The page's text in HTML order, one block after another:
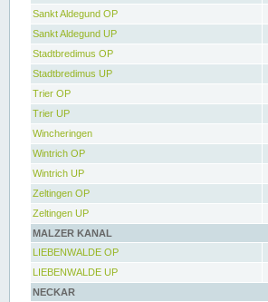
Sankt Aldegund OP
Sankt Aldegund UP
Stadtbredimus OP
Stadtbredimus UP
Trier OP
Trier UP
Wincheringen
Wintrich OP
Wintrich UP
Zeltingen OP
Zeltingen UP
MALZER KANAL
LIEBENWALDE OP
LIEBENWALDE UP
NECKAR